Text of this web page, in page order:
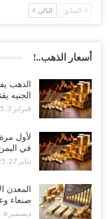
السابق التالي
أسعار الذهب..!
الذهب
الجنيه
فبراير 3, 2025
لأول
في
يناير 27, 2025
المعدن
صنعاء
ديسمبر 6, 2024